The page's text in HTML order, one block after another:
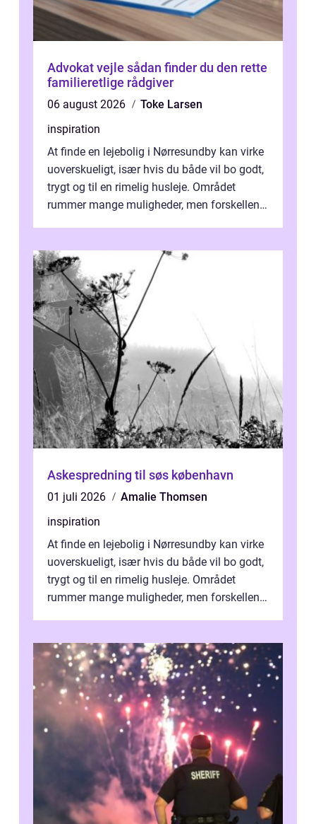
Advokat vejle sådan finder du den rette
familieretlige rådgiver
06 august 2026
Toke Larsen
inspiration
At finde en lejebolig i Nørresundby kan virke
uoverskueligt, især hvis du både vil bo godt,
trygt og til en rimelig husleje. Området
rummer mange muligheder, men forskellene
Askespredning til søs københavn
01 juli 2026
Amalie Thomsen
inspiration
At finde en lejebolig i Nørresundby kan virke
uoverskueligt, især hvis du både vil bo godt,
trygt og til en rimelig husleje. Området
rummer mange muligheder, men forskellene